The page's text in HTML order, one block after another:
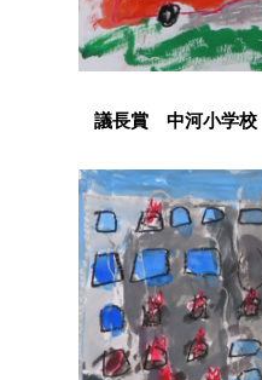
議長賞 中河小学